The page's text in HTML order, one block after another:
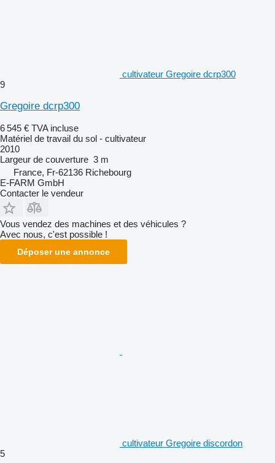
cultivateur Gregoire dcrp300
9
Gregoire dcrp300
6 545 € TVA incluse
Matériel de travail du sol - cultivateur
2010
Largeur de couverture 3 m
France, Fr-62136 Richebourg
E-FARM GmbH
Contacter le vendeur
Vous vendez des machines et des véhicules ?
Avec nous, c'est possible !
Déposer une annonce
cultivateur Gregoire discordon
5